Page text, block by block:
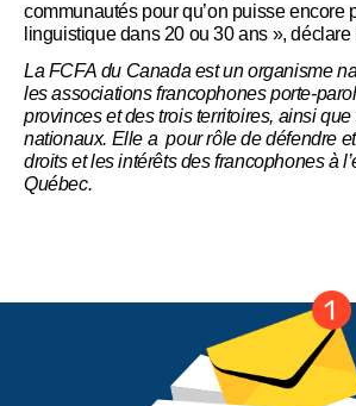
communautés pour qu’on puisse encore
linguistique dans 20 ou 30 ans », déclare
La FCFA du Canada est un organisme
les associations francophones porte-
provinces et des trois territoires, ainsi
nationaux. Elle a pour rôle de défendre
droits et les intérêts des francophones à
Québec.